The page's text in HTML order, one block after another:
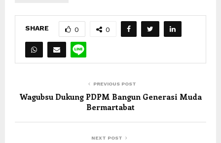
SHARE 0 0
PREVIOUS POST
Wagubsu Dukung PDPM Bangun Generasi Muda
Bermartabat
NEXT POST